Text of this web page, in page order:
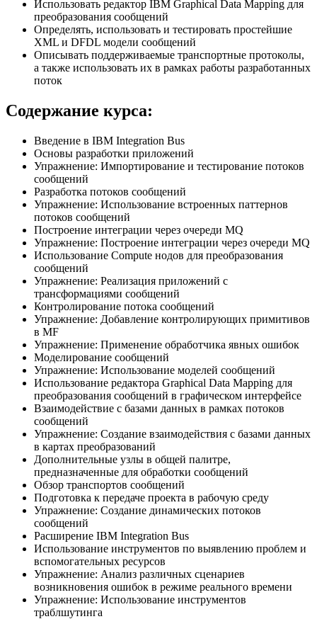
Использовать редактор IBM Graphical Data Mapping для
преобразования сообщений
Определять, использовать и тестировать простейшие
XML и DFDL модели сообщений
Описывать поддерживаемые транспортные протоколы,
а также использовать их в рамках работы разработанных
поток
Содержание курса:
Введение в IBM Integration Bus
Основы разработки приложений
Упражнение: Импортирование и тестирование потоков
сообщений
Разработка потоков сообщений
Упражнение: Использование встроенных паттернов
потоков сообщений
Построение интеграции через очереди MQ
Упражнение: Построение интеграции через очереди MQ
Использование Compute нодов для преобразования
сообщений
Упражнение: Реализация приложений с
трансформациями сообщений
Контролирование потока сообщений
Упражнение: Добавление контролирующих примитивов
в MF
Упражнение: Применение обработчика явных ошибок
Моделирование сообщений
Упражнение: Использование моделей сообщений
Использование редактора Graphical Data Mapping для
преобразования сообщений в графическом интерфейсе
Взаимодействие с базами данных в рамках потоков
сообщений
Упражнение: Создание взаимодействия с базами данных
в картах преобразований
Дополнительные узлы в общей палитре,
предназначенные для обработки сообщений
Обзор транспортов сообщений
Подготовка к передаче проекта в рабочую среду
Упражнение: Создание динамических потоков
сообщений
Расширение IBM Integration Bus
Использование инструментов по выявлению проблем и
вспомогательных ресурсов
Упражнение: Анализ различных сценариев
возникновения ошибок в режиме реального времени
Упражнение: Использование инструментов
траблшутинга